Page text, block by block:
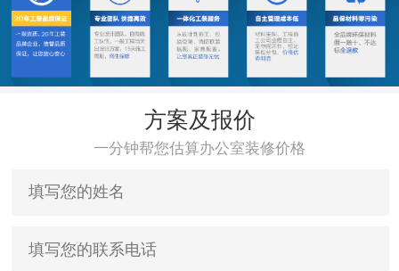
方案及报价
一分钟帮您估算办公室装修价格